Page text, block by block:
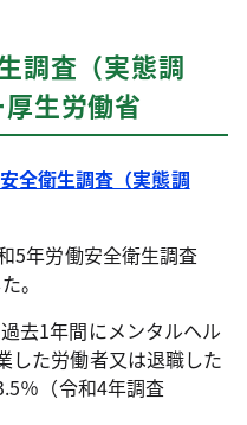
調査（実態調
生労働省
全衛生調査（実態調
5年労働安全衛生調査
。
去1年間にメンタルヘル
した労働者又は退職した
％（令和4年調査